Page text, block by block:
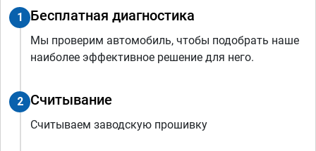
1 Бесплатная диагностика
Мы проверим автомобиль, чтобы подобрать наше
наиболее эффективное решение для него.
2 Считывание
Считываем заводскую прошивку